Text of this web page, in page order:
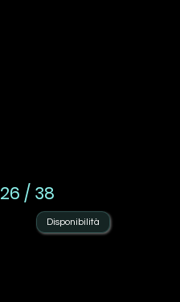
26 / 38
Disponibilità